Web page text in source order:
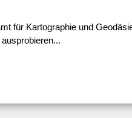
für Kartographie und